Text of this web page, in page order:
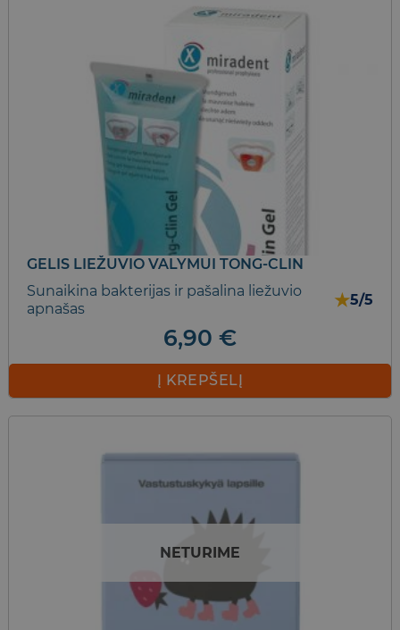
GELIS LIEŽUVIO VALYMUI TONG-CLIN
Sunaikina bakterijas ir pašalina liežuvio
apnašas
★5/5
6,90 €
Į KREPŠELĮ
NETURIME